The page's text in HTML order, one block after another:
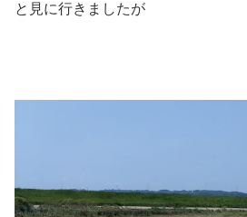
と見に行きましたが